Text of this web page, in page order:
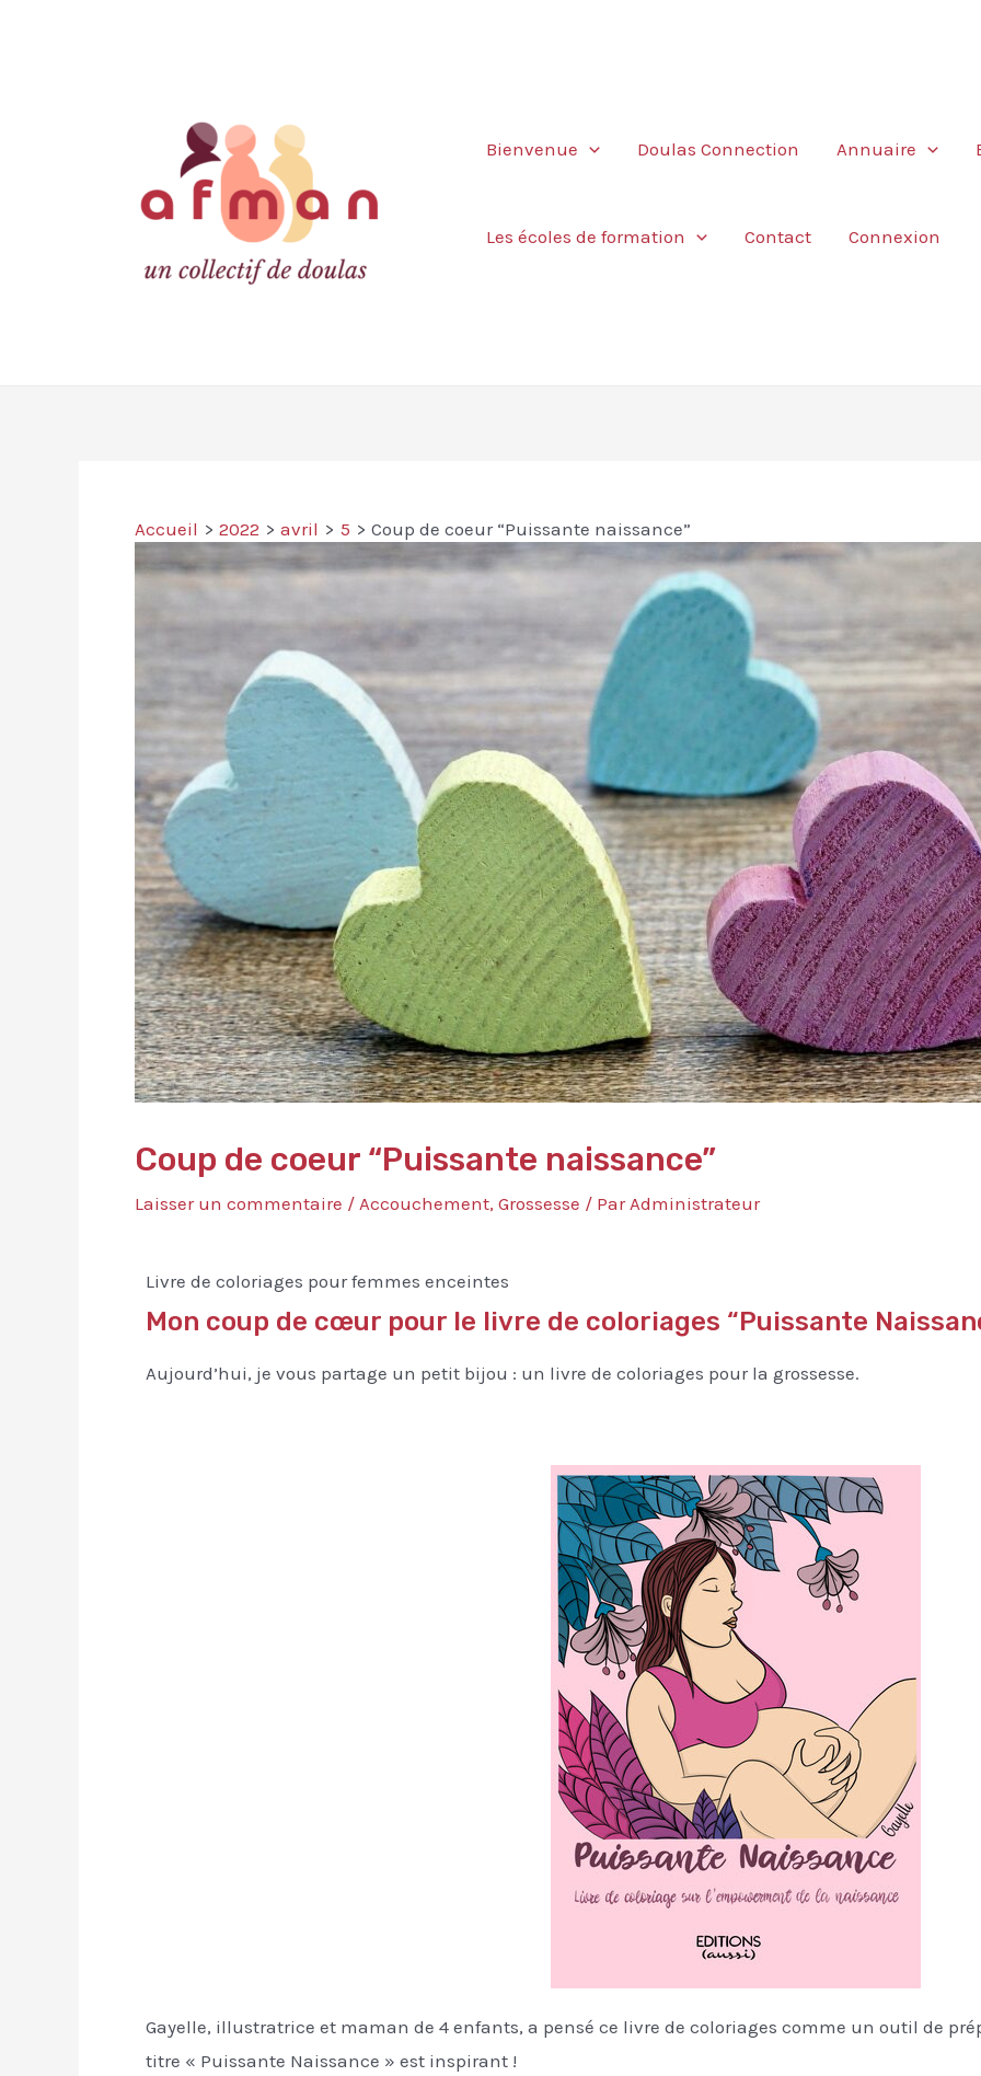
Bienvenue Doulas Connection Annuaire
Les écoles de formation Contact Connexion
Accueil 2022 avril 5 Coup de coeur “Puissante naissance”
Coup de coeur “Puissante naissance”
Laisser un commentaire / Accouchement, Grossesse / ParAdministrateur
Livre de coloriages pour femmes enceintes
Mon coup de cœur pour le livre de coloriages “Puissante
Aujourd’hui, je vous partage un petit bijou : un livre de coloriages pour la grossesse.
Gayelle, illustratrice et maman de 4 enfants, a pensé ce livre de coloriages comme un outil de
titre « Puissante Naissance » est inspirant !